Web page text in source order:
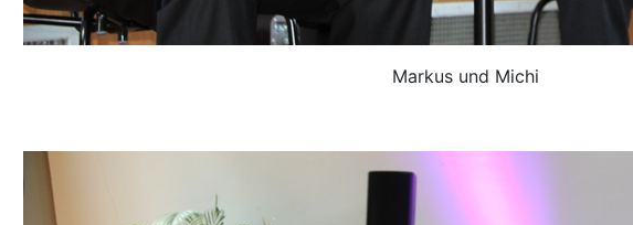
Markus und Michi